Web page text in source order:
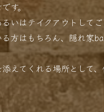
す。
いはテイクアウトして
る方はもちろん、隠れ家
えてくれる場所として